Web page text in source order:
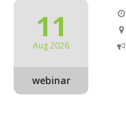
11
Aug 2026
webinar